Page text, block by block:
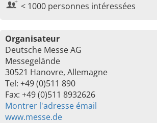
< 1000 personnes intéressées
Organisateur
Deutsche Messe AG
Messegelände
30521 Hanovre, Allemagne
Tel: +49 (0)511 890
Fax: +49 (0)511 8932626
Montrer l'adresse émail
www.messe.de